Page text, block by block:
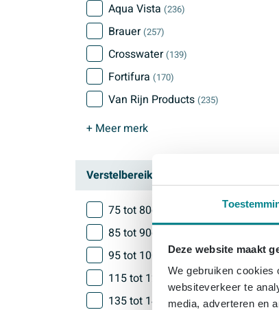
Deze website maakt
We gebruiken cookies
websiteverkeer te
media, adverteren en
Aqua Vista (236)
Brauer(257)
Crosswater(139)
Fortifura (170)
Van Rijn Products (235)
+ Meermerk
Verstelbereik (reeks)
75 tot 80cm
85 tot 90cm
95 tot 100cm(128)
115 tot 120cm (133)
135 tot 140cm(104)